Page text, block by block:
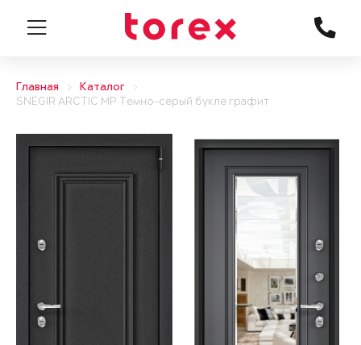
Главная
Каталог
SNEGIR ARCTIC MP Темно-серый букле графит